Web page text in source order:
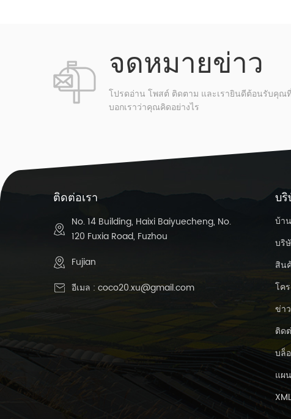
40 ℃
℃ (32
ใ
ข้อ
40
แบ
ขนา
กว้า
คอ
ตัวคั่
ตะกั่ว
จดหมายข่าว
โปรดอ่าน โพสต์ ติดตาม และเรายินดีต้อนรับคุณ
บอกเราว่าคุณคิดอย่างไร
ติดต่อเรา
No. 14 Building, Haixi Baiyuecheng, No.
120 Fuxia Road, Fuzhou
Fujian
อีเมล : coco20.xu@gmail.com
บ
บ้าน
บริ
สิน
โค
ข่าว
ติด
บล็
แผ
XML